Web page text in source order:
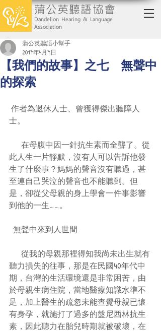
蒲公英聽語協會
Dandelion Hearing & Language
Association
【我們的故事】之七 無聲中
的探索
蒲公英聽語小幫手
2017年4月7日
士。
此人生一片靜默，沒有人可以告訴他發
生了什麼事？媽媽的聲音沒有聽過，甚
至連自己哭泣的聲音也不能聽到。但
是，卻從父母親的身上學會一件事影響
到他的一生……。
  無聲中來到人世間
聽力損失的往事，那是在民國40年代中
期，台灣的生活環境還是非常困苦，由
於母親生病住院，當地醫療知識水準不
足，加上醫生的疏忽未能查覺母親已懷
有身孕，就施打了過多的盤尼西林抗生
素，因此聽力在胎兒時期就被破壞，在